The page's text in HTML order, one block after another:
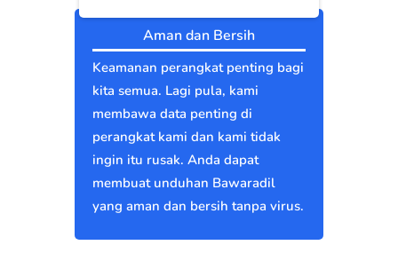
Aman dan Bersih
Keamanan perangkat penting bagi
kita semua. Lagi pula, kami
membawa data penting di
perangkat kami dan kami tidak
ingin itu rusak. Anda dapat
membuat unduhan Bawaradil
yang aman dan bersih tanpa virus.